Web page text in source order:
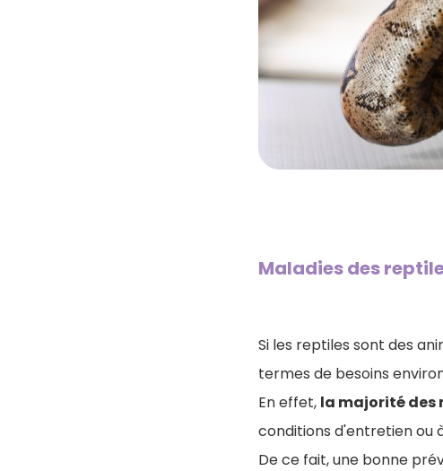
Maladies des
Si les reptiles sont des
termes de besoins
En effet, la majorité des
conditions d'entretien ou
De ce fait, une bonne